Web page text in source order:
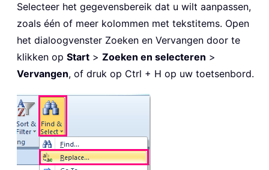
Selecteer het gegevensbereik dat u wilt aanpassen,
zoals één of meer kolommen met tekstitems. Open
het dialoogvenster Zoeken en Vervangen door te
klikken op Start > Zoeken en selecteren >
Vervangen, of druk op Ctrl + H op uw toetsenbord.